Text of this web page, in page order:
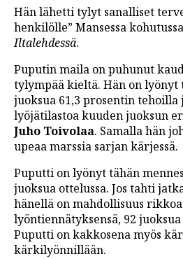
Hän lähetti tylyt sanalliset
henkilölle” Mansessa
Iltalehdessä.
Puputin maila on puhunut
tylympää kieltä. Hän on lyönyt
juoksua 61,3 prosentin tehoilla
lyöjätilastoa kuuden juoksun
Juho Toivolaa. Samalla hän
upeaa marssia sarjan kärjessä.
Puputti on lyönyt tähän
juoksua ottelussa. Jos tahti
hänellä on mahdollisuus
lyöntiennätyksensä, 92
Puputti on kakkosena myös
kärkilyönnillään.